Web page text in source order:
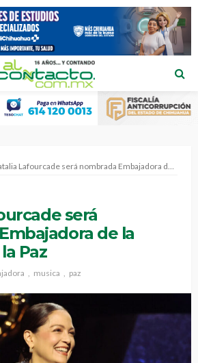
Lafourcade será nombrada Embajadora de la Música por la Paz
será
de la
Paz
musica paz